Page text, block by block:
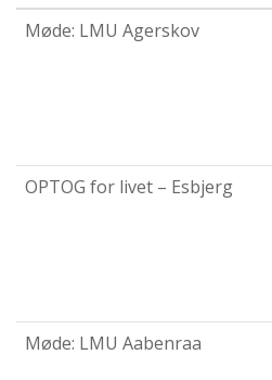
Møde: LMU Agerskov
OPTOG for livet – Esbjerg
Møde: LMU Aabenraa